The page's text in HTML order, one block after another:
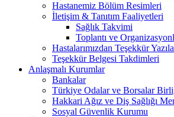
Hastanemiz Bölüm Resimleri
İletişim & Tanıtım Faaliyetleri
Sağlık Takvimi
Toplantı ve
Hastalarımızdan Teşekkür
Teşekkür Belgesi Takdimleri
Anlaşmalı Kurumlar
Bankalar
Türkiye Odalar ve Borsalar
Hakkari Ağız ve Diş Sağlığı
Sosyal Güvenlik Kurumu